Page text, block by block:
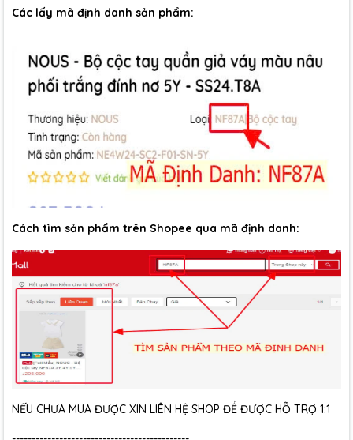
Các lấy mã định danh sản phẩm:
Cách tìm sản phẩm trên Shopee qua mã định danh:
NẾU CHƯA MUA ĐƯỢC XIN LIÊN HỆ SHOP ĐỂ ĐƯỢC HỖ TRỢ 1:1